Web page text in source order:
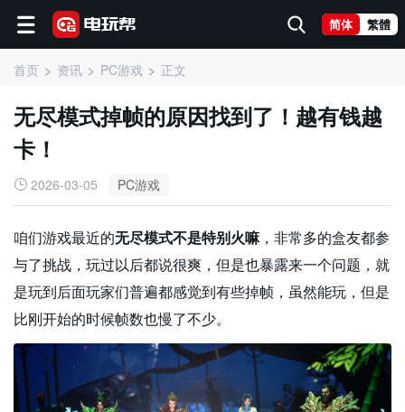
简体 繁體
首页 资讯 PC游戏 正文
无尽模式掉帧的原因找到了！越有钱越
卡！
2026-03-05 PC游戏
咱们游戏最近的无尽模式不是特别火嘛，非常多的盒友都参
与了挑战，玩过以后都说很爽，但是也暴露来一个问题，就
是玩到后面玩家们普遍都感觉到有些掉帧，虽然能玩，但是
比刚开始的时候帧数也慢了不少。